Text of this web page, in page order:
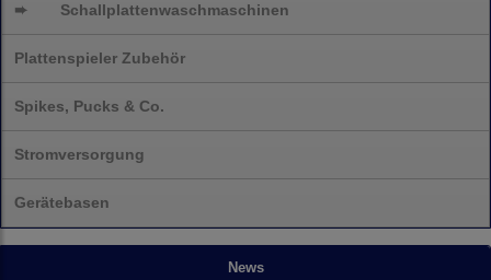
➨ Schallplattenwaschmaschinen
Plattenspieler Zubehör
Spikes, Pucks & Co.
Stromversorgung
Gerätebasen
News